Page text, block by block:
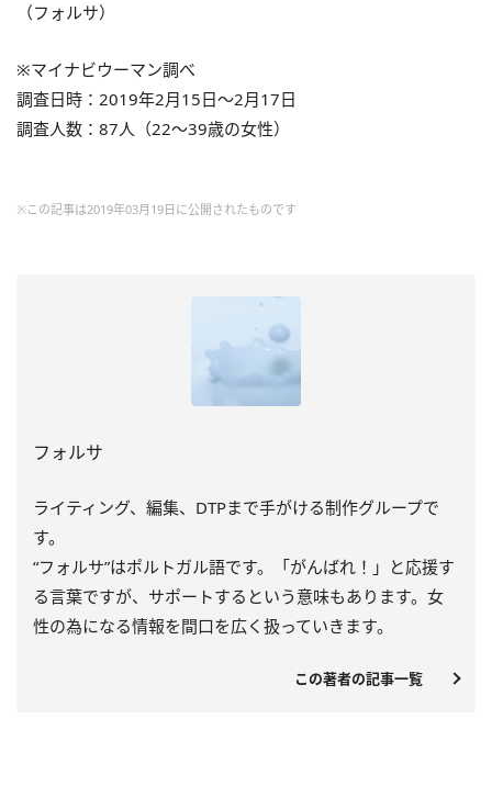
（フォルサ）
※マイナビウーマン調べ
調査日時：2019年2月15日～2月17日
調査人数：87人（22～39歳の女性）
※この記事は2019年03月19日に公開されたものです
フォルサ
ライティング、編集、DTPまで手がける制作グループで
す。
“フォルサ”はポルトガル語です。「がんばれ！」と応援す
る言葉ですが、サポートするという意味もあります。女
性の為になる情報を間口を広く扱っていきます。
この著者の記事一覧